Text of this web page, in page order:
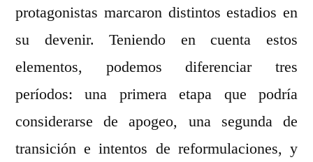
protagonistas marcaron distintos estadios en
su devenir. Teniendo en cuenta estos
elementos, podemos diferenciar tres
períodos: una primera etapa que podría
considerarse de apogeo, una segunda de
transición e intentos de reformulaciones, y